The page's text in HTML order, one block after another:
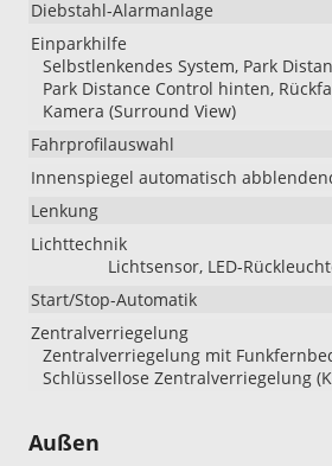
Diebstahl-Alarmanlage
Einparkhilfe
Selbstlenkendes System, Park
Park Distance Control hinten,
Kamera (Surround View)
Fahrprofilauswahl
Innenspiegel automatisch
Lenkung
Lichttechnik
Lichtsensor, LED-
Start/Stop-Automatik
Zentralverriegelung
Zentralverriegelung mit
Schlüssellose Zentralverriegelung
Außen